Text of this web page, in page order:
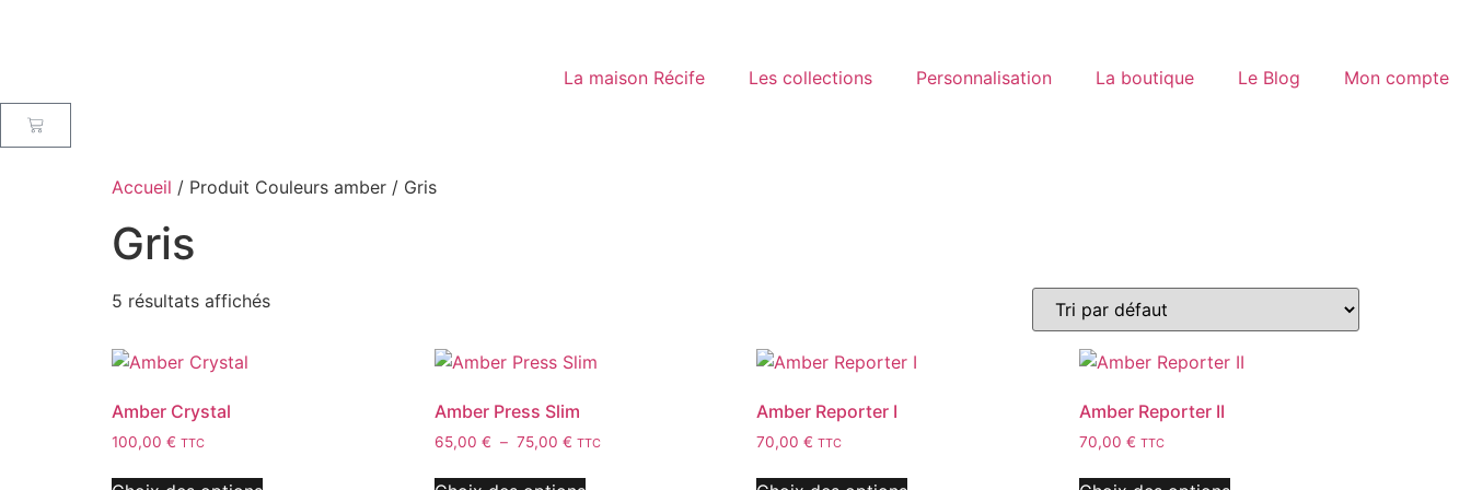
La maison Récife Les collections Personnalisation La boutique Le Blog Mon compte
Accueil / Produit Couleurs amber / Gris
Gris
5 résultats affichés
Amber Crystal
100,00 € TTC
Amber Press Slim
65,00 € – 75,00 € TTC
Amber Reporter I
70,00€ TTC
Amber Reporter II
70,00€ TTC